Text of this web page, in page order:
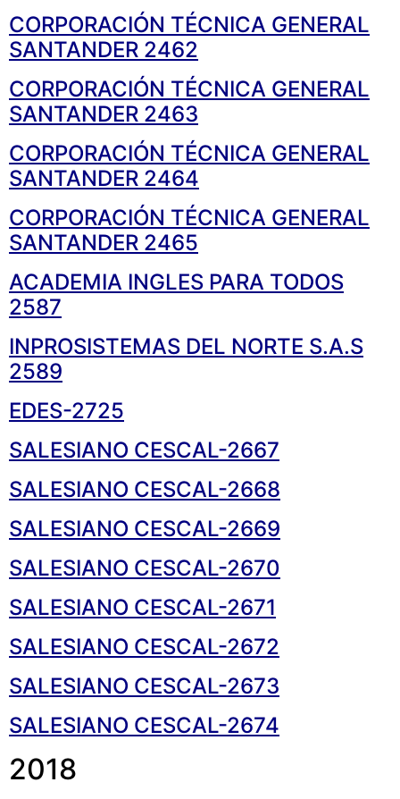
CORPORACIÓN TÉCNICA GENERAL
SANTANDER 2462
CORPORACIÓN TÉCNICA GENERAL
SANTANDER 2463
CORPORACIÓN TÉCNICA GENERAL
SANTANDER 2464
CORPORACIÓN TÉCNICA GENERAL
SANTANDER 2465
ACADEMIA INGLES PARA TODOS
2587
INPROSISTEMAS DEL NORTE S.A.S
2589
EDES-2725
SALESIANO CESCAL-2667
SALESIANO CESCAL-2668
SALESIANO CESCAL-2669
SALESIANO CESCAL-2670
SALESIANO CESCAL-2671
SALESIANO CESCAL-2672
SALESIANO CESCAL-2673
SALESIANO CESCAL-2674
2018